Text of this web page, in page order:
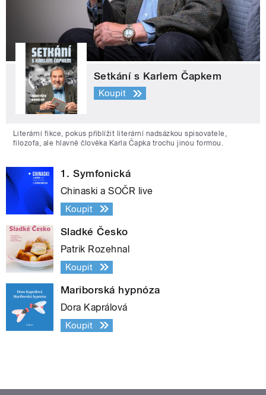
Setkání s Karlem Čapkem
Koupit
Literární fikce, pokus přiblížit literární nadsázkou spisovatele,
filozofa, ale hlavně člověka Karla Čapka trochu jinou formou.
1. Symfonická
Chinaski a SOČR live
Koupit
Sladké Česko
Patrik Rozehnal
Koupit
Mariborská hypnóza
Dora Kaprálová
Koupit